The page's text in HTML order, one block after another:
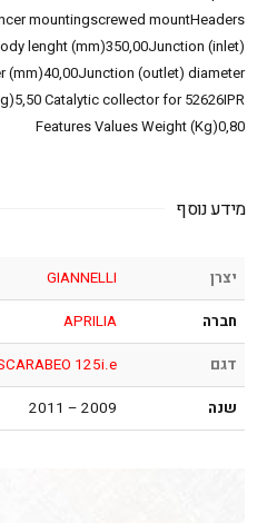
mountingscrewed mountHeaders
lenght (mm)350,00Junction (inlet)
(mm)40,00Junction (outlet) diameter
Catalytic collector for 52626IPR
Features Values Weight (Kg)0,80
מידע נוסף
יצרן
GIANNELLI
חברה
APRILIA
דגם
125i.e.
שנה
2009 – 2011